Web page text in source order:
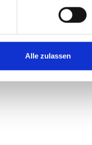
Alle zulassen
Ballkorb in
sich zu Bücken, die
als